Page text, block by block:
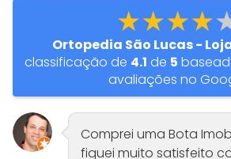
Ortopedia São Lucas -
classificação de 4.1 de 5
avaliações no
Comprei uma Bota
fiquei muito satisfeito